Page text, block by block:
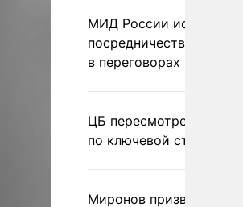
МИД России исключил
посредничество
в переговорах по
ЦБ пересмотрел
по ключевой ставке
Миронов призвал